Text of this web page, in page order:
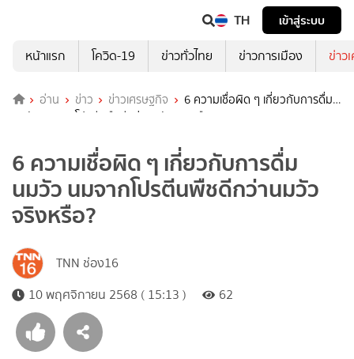
TH
เข้าสู่ระบบ
หน้าแรก
โควิด-19 ข่าวทั่วไทย ข่าวการเมือง ข่าว
อ่าน ข่าว ข่าวเศรษฐกิจ
6 ความเชื่อผิด ๆ เกี่ยวกับการดื่ม
นมวัว นมจากโปรตีนพืชดีกว่านมวัวจริงหรือ?
6 ความเชื่อผิด ๆ เกี่ยวกับการดื่ม
นมวัว นมจากโปรตีนพืชดีกว่านมวัว
จริงหรือ?
TNN ช่อง16
10 พฤศจิกายน 2568 ( 15:13 )
62